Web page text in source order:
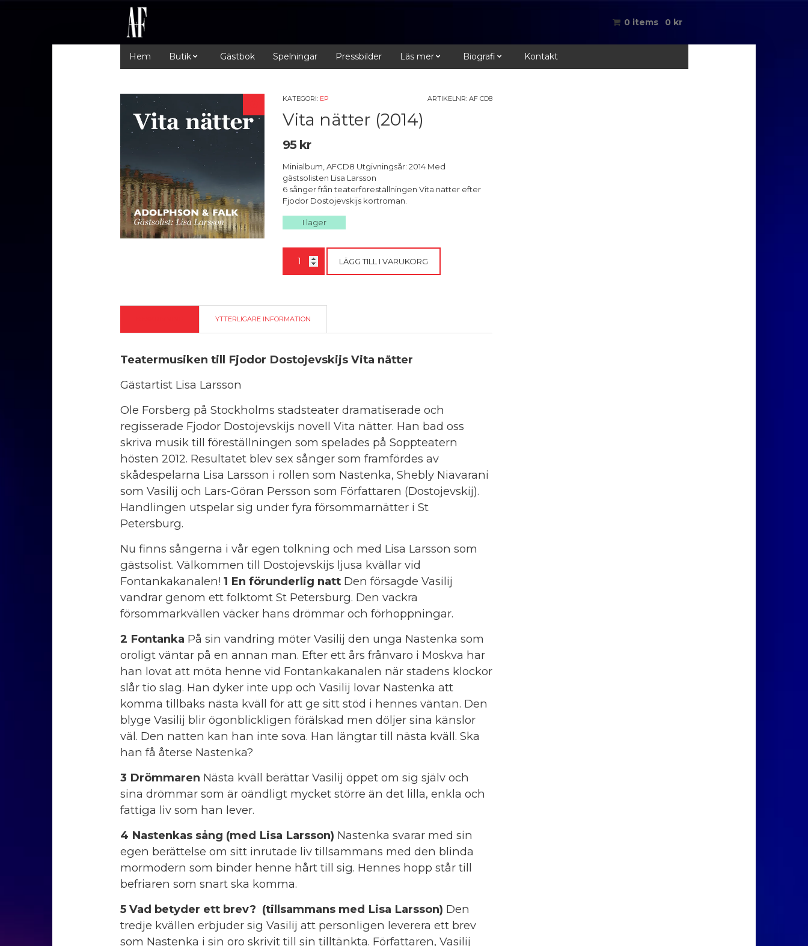
0 items 0 kr
Hem Butik Gästbok Spelningar Pressbilder Läs mer Biografi Kontakt
ARTIKELNR:AF CD8
KATEGORI: EP
Vita nätter (2014)
95 kr
Minialbum, AFCD8 Utgivningsår: 2014 Med
gästsolisten Lisa Larsson
6 sånger från teaterföreställningen Vita nätter efter
Fjodor Dostojevskijs kortroman.
I lager
nätter
(2014)
LÄGG TILL I VARUKORG
YTTERLIGARE INFORMATION
Teatermusiken till Fjodor Dostojevskijs Vita nätter
Gästartist Lisa Larsson
Ole Forsberg på Stockholms stadsteater dramatiserade och
regisserade Fjodor Dostojevskijs novell Vita nätter. Han bad oss
skriva musik till föreställningen som spelades på Soppteatern
hösten 2012. Resultatet blev sex sånger som framfördes av
skådespelarna Lisa Larsson i rollen som Nastenka, Shebly Niavarani
som Vasilij och Lars-Göran Persson som Författaren (Dostojevskij).
Handlingen utspelar sig under fyra försommarnätter i St
Petersburg.
Nu finns sångerna i vår egen tolkning och med Lisa Larsson som
gästsolist. Välkommen till Dostojevskijs ljusa kvällar vid
Fontankakanalen! 1 En förunderlig nattDen försagde Vasilij
vandrar genom ett folktomt St Petersburg. Den vackra
försommarkvällen väcker hans drömmar och förhoppningar.
2 Fontanka På sin vandring möter Vasilij den unga Nastenka som
oroligt väntar på en annan man. Efter ett års frånvaro i Moskva har
han lovat att möta henne vid Fontankakanalen när stadens klockor
slår tio slag. Han dyker inte upp och Vasilij lovar Nastenka att
komma tillbaks nästa kväll för att ge sitt stöd i hennes väntan. Den
blyge Vasilij blir ögonblickligen förälskad men döljer sina känslor
väl. Den natten kan han inte sova. Han längtar till nästa kväll. Ska
han få återse Nastenka?
3 Drömmaren Nästa kväll berättar Vasilij öppet om sig själv och
sina drömmar som är oändligt mycket större än det lilla, enkla och
fattiga liv som han lever.
4 Nastenkas sång (med Lisa Larsson) Nastenka svarar med sin
egen berättelse om sitt inrutade liv tillsammans med den blinda
mormodern som binder henne hårt till sig. Hennes hopp står till
befriaren som snart ska komma.
5 Vad betyder ett brev? (tillsammans med Lisa Larsson) Den
tredje kvällen erbjuder sig Vasilij att personligen leverera ett brev
som Nastenka i sin oro skrivit till sin tilltänkta. Författaren, Vasilij